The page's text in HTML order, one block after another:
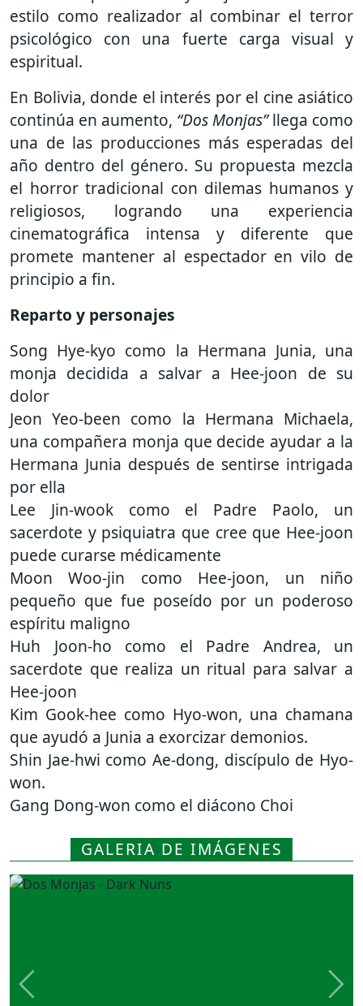
estilo como realizador al combinar el terror
psicológico con una fuerte carga visual y
espiritual.
En Bolivia, donde el interés por el cine asiático
continúa en aumento, “Dos Monjas”llega como
una de las producciones más esperadas del
año dentro del género. Su propuesta mezcla
el horror tradicional con dilemas humanos y
religiosos, logrando una experiencia
cinematográfica intensa y diferente que
promete mantener al espectador en vilo de
principio a fin.
Reparto y personajes
Song Hye-kyo como la Hermana Junia, una
monja decidida a salvar a Hee-joon de su
dolor
Jeon Yeo-been como la Hermana Michaela,
una compañera monja que decide ayudar a la
Hermana Junia después de sentirse intrigada
por ella
Lee Jin-wook como el Padre Paolo, un
sacerdote y psiquiatra que cree que Hee-joon
puede curarse médicamente
Moon Woo-jin como Hee-joon, un niño
pequeño que fue poseído por un poderoso
espíritu maligno
Huh Joon-ho como el Padre Andrea, un
sacerdote que realiza un ritual para salvar a
Hee-joon
Kim Gook-hee como Hyo-won, una chamana
que ayudó a Junia a exorcizar demonios.
Shin Jae-hwi como Ae-dong, discípulo de Hyo-
won.
Gang Dong-won como el diácono Choi
GALERIA DE IMÁGENES
Previous Next